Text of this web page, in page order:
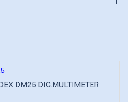
DM25 DIG.MULTIMETER